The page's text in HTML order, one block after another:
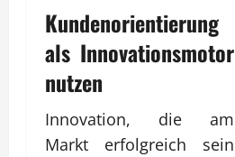
Kundenorientierung
als Innovationsmotor
nutzen
Innovation, die am
Markt erfolgreich sein